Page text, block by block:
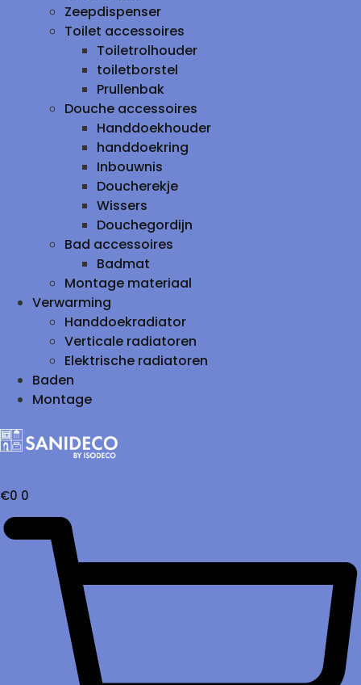
Zeepdispenser
Toilet accessoires
Toiletrolhouder
toiletborstel
Prullenbak
Douche accessoires
Handdoekhouder
handdoekring
Inbouwnis
Doucherekje
Wissers
Douchegordijn
Bad accessoires
Badmat
Montage materiaal
Verwarming
Handdoekradiator
Verticale radiatoren
Elektrische radiatoren
Baden
Montage
€0 0